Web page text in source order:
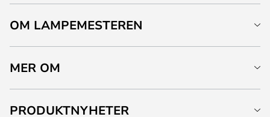
OM LAMPEMESTEREN
MER OM
PRODUKTNYHETER